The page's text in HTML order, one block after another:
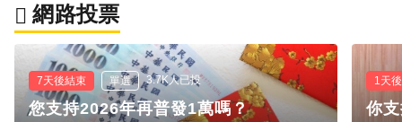
網路投票
7天後結束 單選 3.7K人已投
您支持2026年再普發1萬嗎？
1天
你